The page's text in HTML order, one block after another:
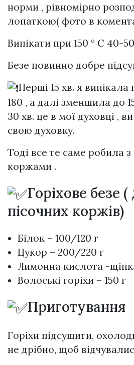
норми , рівномірно
лопаткою( фото в
Випікати при 150 ° С 40-
Безе повинно добре
Перші 15 хв. я випікала
180 , а далі зменшила до
30 хв. це в мої духовці ,
свою духовку.
Тоді все те саме робила
коржами .
Горіхове безе
пісочних коржів)
Білок – 100/120 г
Цукор – 200/220 г
Лимонна кислота -
Волоські горіхи – 150 г
Приготування
Горіхи підсушити,
не дрібно, щоб